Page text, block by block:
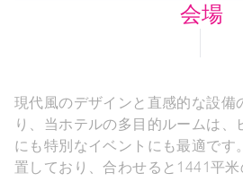
会場
現代風のデザインと直感的な設備
り、当ホテルの多目的ルームは、
にも特別なイベントにも最適です
置しており、合わせると1441平